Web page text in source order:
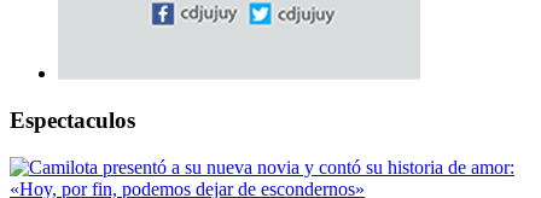
Espectaculos